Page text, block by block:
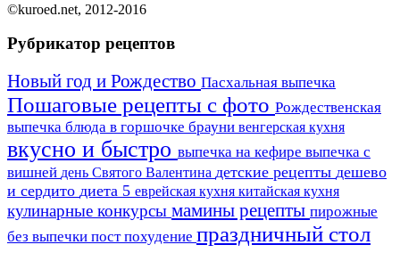
©kuroed.net, 2012-2016
Рубрикатор рецептов
Новый год и Рождество Пасхальная выпечка
Пошаговые рецепты с фото Рождественская
выпечка блюда в горшочке брауни венгерская кухня
вкусно и быстро выпечка на кефире выпечка с
вишней день Святого Валентина детские рецепты дешево
и сердито диета 5 еврейская кухня китайская кухня
кулинарные конкурсы мамины рецепты пирожные
без выпечки постпохудение праздничный стол